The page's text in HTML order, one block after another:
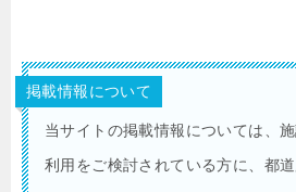
掲載情報について
当サイトの掲載情報については、
利用をご検討されている方に、都